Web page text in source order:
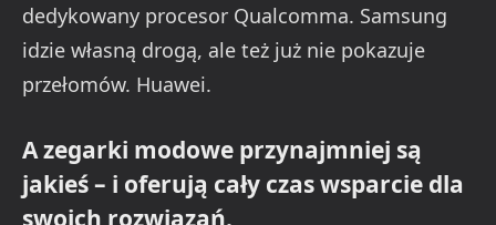
dedykowany procesor Qualcomma. Samsung
idzie własną drogą, ale też już nie pokazuje
przełomów. Huawei.
A zegarki modowe przynajmniej są
jakieś – i oferują cały czas wsparcie dla
swoich rozwiązań.